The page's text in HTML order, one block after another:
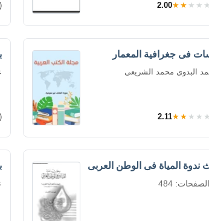
2.00★★★★★
فى جغرافية المعمار
البدوى محمد الشريعى
2.11★★★★★
ندوة المياة فى الوطن العربى
484